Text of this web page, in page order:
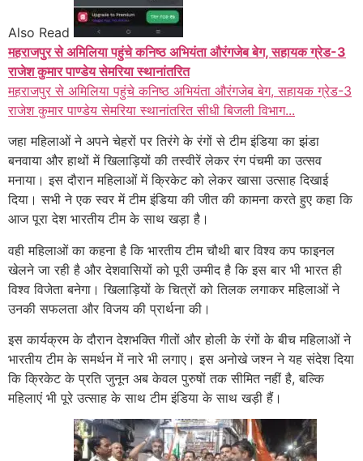
Also Read
महराजपुर से अमिलिया पहुंचे कनिष्ठ अभियंता औरंगजेब बेग, सहायक ग्रेड-3
राजेश कुमार पाण्डेय सेमरिया स्थानांतरित
महराजपुर से अमिलिया पहुंचे कनिष्ठ अभियंता औरंगजेब बेग, सहायक ग्रेड-3
राजेश कुमार पाण्डेय सेमरिया स्थानांतरित सीधी बिजली विभाग...
जहा महिलाओं ने अपने चेहरों पर तिरंगे के रंगों से टीम इंडिया का झंडा
बनवाया और हाथों में खिलाड़ियों की तस्वीरें लेकर रंग पंचमी का उत्सव
मनाया। इस दौरान महिलाओं में क्रिकेट को लेकर खासा उत्साह दिखाई
दिया। सभी ने एक स्वर में टीम इंडिया की जीत की कामना करते हुए कहा कि
आज पूरा देश भारतीय टीम के साथ खड़ा है।
वही महिलाओं का कहना है कि भारतीय टीम चौथी बार विश्व कप फाइनल
खेलने जा रही है और देशवासियों को पूरी उम्मीद है कि इस बार भी भारत ही
विश्व विजेता बनेगा। खिलाड़ियों के चित्रों को तिलक लगाकर महिलाओं ने
उनकी सफलता और विजय की प्रार्थना की।
इस कार्यक्रम के दौरान देशभक्ति गीतों और होली के रंगों के बीच महिलाओं ने
भारतीय टीम के समर्थन में नारे भी लगाए। इस अनोखे जश्न ने यह संदेश दिया
कि क्रिकेट के प्रति जुनून अब केवल पुरुषों तक सीमित नहीं है, बल्कि
महिलाएं भी पूरे उत्साह के साथ टीम इंडिया के साथ खड़ी हैं।